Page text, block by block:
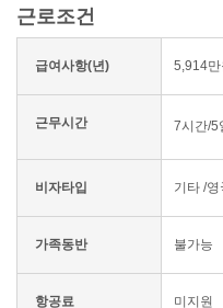
근로조건
급여사항(년) 5,914만
근무시간 7시간/5
비자타입 기타 /
가족동반 불가능
항공료 미지원